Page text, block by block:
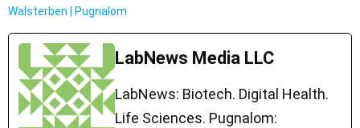
Walsterben | Pugnalom
LabNews Media LLC
LabNews: Biotech. Digital Health.
Life Sciences. Pugnalom: